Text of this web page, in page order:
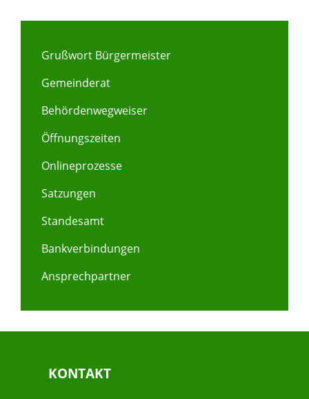
Grußwort Bürgermeister
Gemeinderat
Behördenwegweiser
Öffnungszeiten
Onlineprozesse
Satzungen
Standesamt
Bankverbindungen
Ansprechpartner
KONTAKT